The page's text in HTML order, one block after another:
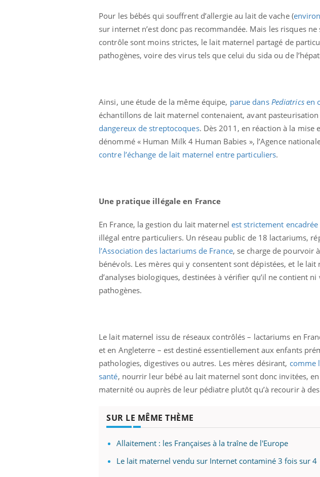
Pour les bébés qui souffrent d’allergie au lait de vache (
sur internet n’est donc pas recommandée. Mais les risques
contrôle sont moins strictes, le lait maternel partagé de
pathogènes, voire des virus tels que celui du sida ou de
Ainsi, une étude de la même équipe, parue dans Pediatricsen
échantillons de lait maternel contenaient, avant
dangereux de streptocoques. Dès 2011, en réaction à la mise
dénommé « Human Milk 4 Human Babies », l’Agence
contre l’échange de lait maternel entre particuliers.
Une pratique illégale en France
En France, la gestion du lait maternel est strictement
illégal entre particuliers. Un réseau public de 18 lactariums,
l’Association des lactariums de France, se charge de pourvoir
bénévols. Les mères qui y consentent sont dépistées, et le
d’analyses biologiques, destinées à vérifier qu’il ne contient
pathogènes.
Le lait maternel issu de réseaux contrôlés – lactariums en
et en Angleterre – est destiné essentiellement aux enfants
pathologies, digestives ou autres. Les mères désirant, comme
santé, nourrir leur bébé au lait maternel sont donc invitées,
maternité ou auprès de leur pédiatre plutôt qu’à recourir à
SUR LE MÊME THÈME
Allaitement : les Françaises à la traîne de l'Europe
Le lait maternel vendu sur Internet contaminé 3 fois sur 4
Mordue par une tique en
vacances, elle reste dans
le coma pendant 42 jours
Allergies
une
les réactions